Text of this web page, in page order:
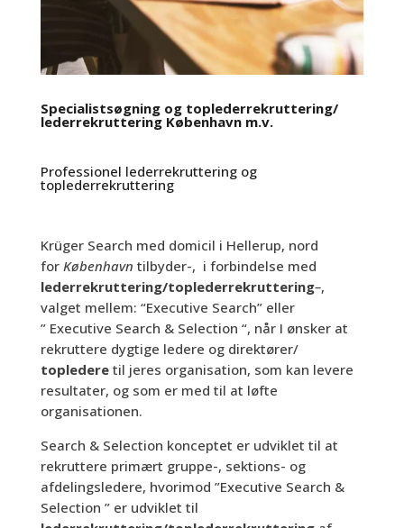
Specialistsøgning og toplederrekruttering/
lederrekruttering København m.v.
Professionel lederrekruttering og
toplederrekruttering
Krüger Search med domicil i Hellerup, nord
for København tilbyder-, i forbindelse med
lederrekruttering/toplederrekruttering–,
valget mellem: “Executive Search” eller
” Executive Search & Selection “, når I ønsker at
rekruttere dygtige ledere og direktører/
toplederetil jeres organisation, som kan levere
resultater, og som er med til at løfte
organisationen.
Search & Selection konceptet er udviklet til at
rekruttere primært gruppe-, sektions- og
afdelingsledere, hvorimod ”Executive Search &
Selection ” er udviklet til